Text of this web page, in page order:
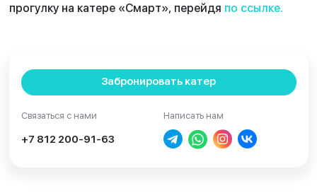
прогулку на катере «Смарт», перейдя по ссылке.
Забронировать катер
Связаться с нами
+7 812 200-91-63
Написать нам